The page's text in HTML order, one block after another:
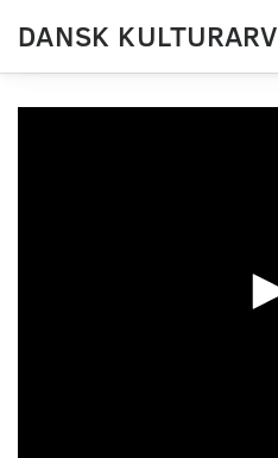
DANSK KULTURARV